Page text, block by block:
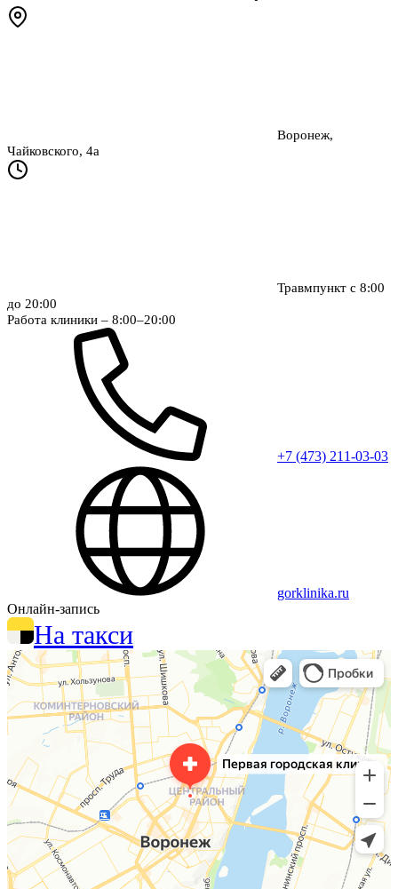
Воронеж,
Чайковского, 4а
Травмпункт с 8:00
до 20:00
Работа клиники – 8:00–20:00
+7 (473) 211-03-03
gorklinika.ru
Онлайн-запись
На такси